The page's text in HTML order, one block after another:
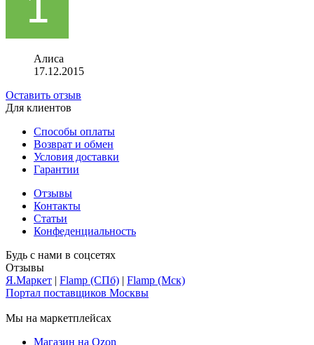
Алиса
17.12.2015
Оставить отзыв
Для клиентов
Способы оплаты
Возврат и обмен
Условия доставки
Гарантии
Отзывы
Контакты
Статьи
Конфеденциальность
Будь с нами в соцсетях
Отзывы
Я.Маркет | Flamp (СПб) | Flamp (Мск)
Портал поставщиков Москвы
Мы на маркетплейсах
Магазин на Ozon